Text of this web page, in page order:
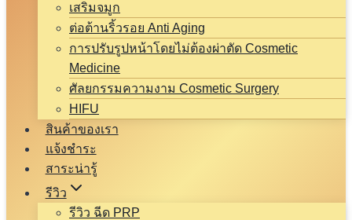
เสริมจมูก
ต่อต้านริ้วรอย Anti Aging
การปรับรูปหน้าโดยไม่ต้องผ่าตัด Cosmetic
Medicine
ศัลยกรรมความงาม Cosmetic Surgery
HIFU
สินค้าของเรา
แจ้งชำระ
สาระน่ารู้
รีวิว
รีวิว ฉีด PRP